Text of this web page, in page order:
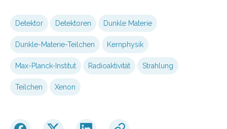
Detektor Detektoren Dunkle Materie
Dunkle-Materie-Teilchen Kernphysik
Max-Planck-Institut Radioaktivität Strahlung
Teilchen Xenon